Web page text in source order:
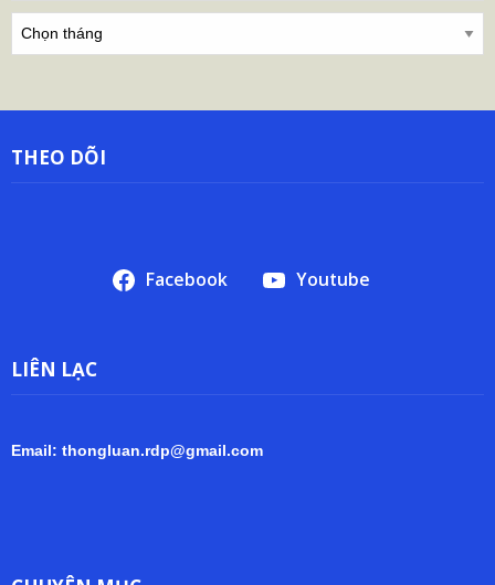
Lưu
trữ
THEO DÕI
Facebook Youtube
LIÊN LẠC
Email: thongluan.rdp@gmail.com